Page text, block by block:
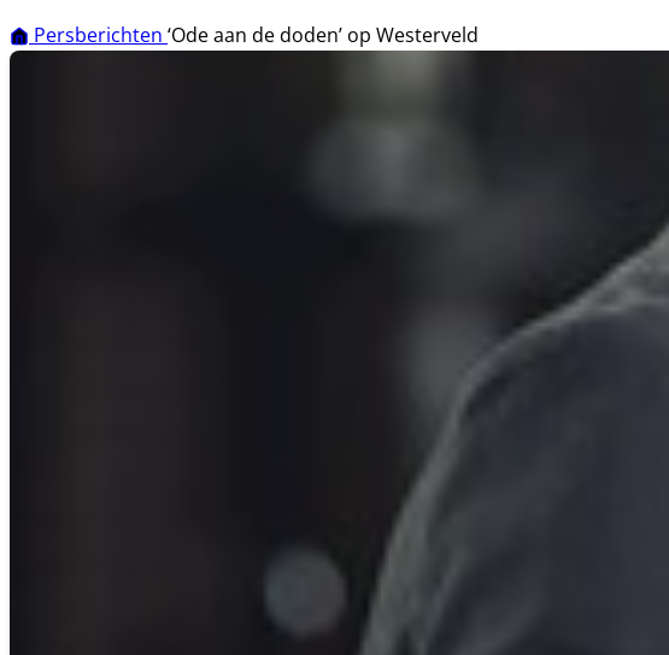
Persberichten ‘Ode aan de doden’ op Westerveld